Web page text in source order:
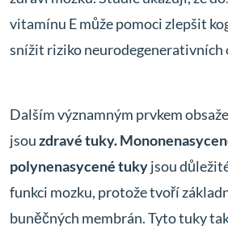
vitamínu E může pomoci zlepšit
snížit riziko neurodegenerativních
Dalším významným prvkem
jsouzdravé tuky.
polynenasycené tukyjsou
funkci mozku, protože tvoří
buněčných membrán. Tyto tuky